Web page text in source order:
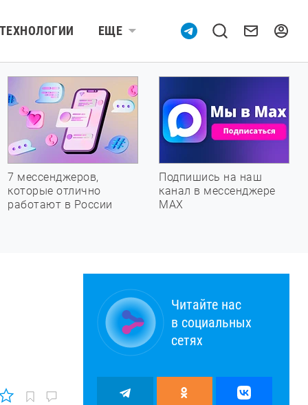
ТЕХНОЛОГИИ ЕЩЕ
7 мессенджеров,
которые отлично
работают в России
Подпишись на наш
канал в мессенджере
МАХ
Читайте нас
в социальных
сетях